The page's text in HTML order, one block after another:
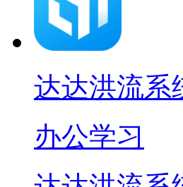
达达洪流系
办公学习